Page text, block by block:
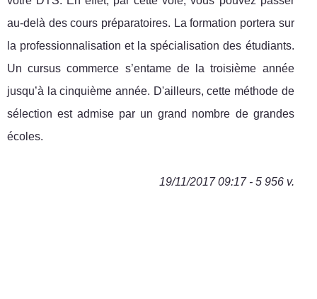
au-delà des cours préparatoires. La formation portera sur
la professionnalisation et la spécialisation des étudiants.
Un cursus commerce s’entame de la troisième année
jusqu’à la cinquième année. D'ailleurs, cette méthode de
sélection est admise par un grand nombre de grandes
écoles.
19/11/2017 09:17 - 5 956 v.